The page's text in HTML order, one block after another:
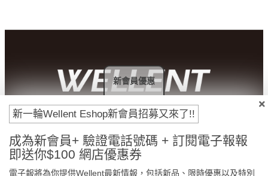
付款方法
新一輪Wellent Eshop新會員招募又來了!!
成為新會員+ 驗證電話號碼 + 訂閱電子報報
即送你$100 網店優惠券
電子報將為你提供Wellent最新情報，包括新品、限時優惠以及特別
新會員優惠